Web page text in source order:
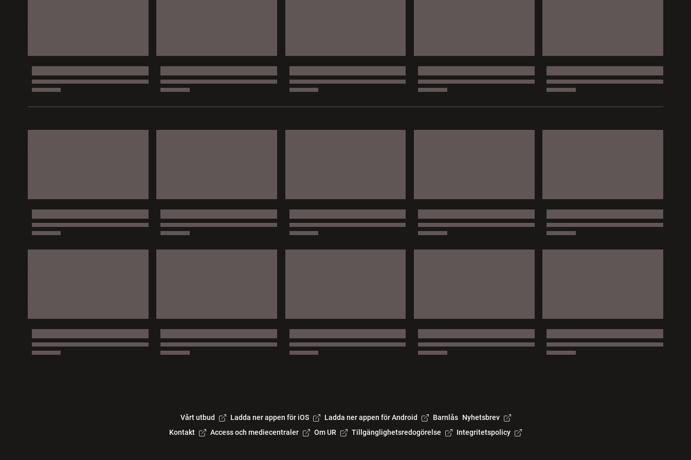
Vårt utbud Ladda ner appen för iOS Ladda ner appen för Android Barnlås Nyhetsbrev
Kontakt
Access och mediecentraler Om UR Tillgänglighetsredogörelse Integritetspolicy